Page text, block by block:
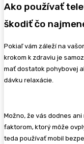
Ako používať
škodiť čo
Pokiaľ vám záleží na
krokom k zdraviu je
mať dostatok pohybovej
dávku relaxácie.
Možno, že vás dodnes
faktorom, ktorý môže
teda používať mobil